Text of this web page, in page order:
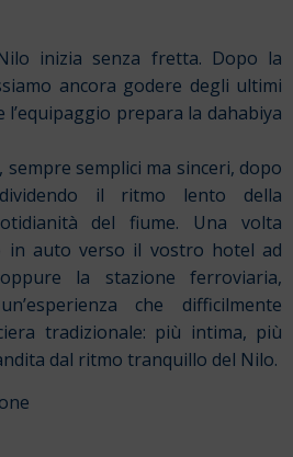
inizia senza fretta. Dopo la
ancora godere degli ultimi
prepara la dahabiya
sempre semplici ma sinceri, dopo
il ritmo lento della
del fiume. Una volta
in auto verso il vostro hotel ad
la stazione ferroviaria,
che difficilmente
tradizionale: più intima, più
dal ritmo tranquillo del Nilo.